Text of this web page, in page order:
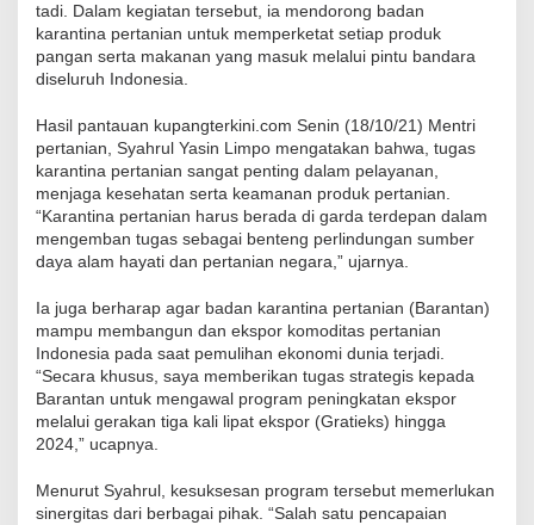
tadi. Dalam kegiatan tersebut, ia mendorong badan
karantina pertanian untuk memperketat setiap produk
pangan serta makanan yang masuk melalui pintu bandara
diseluruh Indonesia.
Hasil pantauan kupangterkini.com Senin (18/10/21) Mentri
pertanian, Syahrul Yasin Limpo mengatakan bahwa, tugas
karantina pertanian sangat penting dalam pelayanan,
menjaga kesehatan serta keamanan produk pertanian.
“Karantina pertanian harus berada di garda terdepan dalam
mengemban tugas sebagai benteng perlindungan sumber
daya alam hayati dan pertanian negara,” ujarnya.
Ia juga berharap agar badan karantina pertanian (Barantan)
mampu membangun dan ekspor komoditas pertanian
Indonesia pada saat pemulihan ekonomi dunia terjadi.
“Secara khusus, saya memberikan tugas strategis kepada
Barantan untuk mengawal program peningkatan ekspor
melalui gerakan tiga kali lipat ekspor (Gratieks) hingga
2024,” ucapnya.
Menurut Syahrul, kesuksesan program tersebut memerlukan
sinergitas dari berbagai pihak. “Salah satu pencapaian